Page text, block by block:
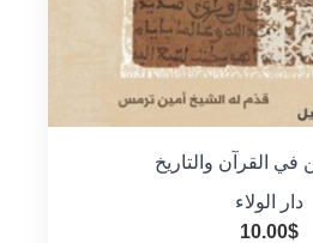
في القرآن والتاريخ
دار الولاء
10.00$